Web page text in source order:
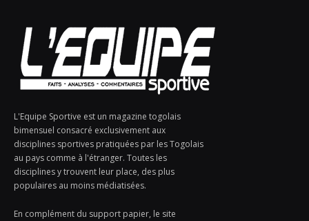
L'Equipe Sportive est un magazine togolais
bimensuel consacré exclusivement aux
disciplines sportives pratiquées par les Togolais
au pays comme à l'étranger. Toutes les
disciplines y trouvent leur place, des plus
populaires au moins médiatisées.
En complément du support papier, le site